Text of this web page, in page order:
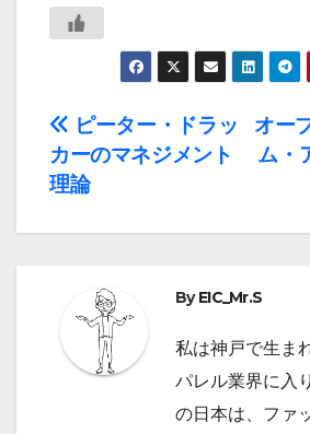
投
稿
ナ
ゲ
ー
オー
ム・
ピーター・ドラッ
カーのマネジメント
理論
ByEIC_Mr.S
私は神戸で生ま
パレル業界に入
の日本は、ファ